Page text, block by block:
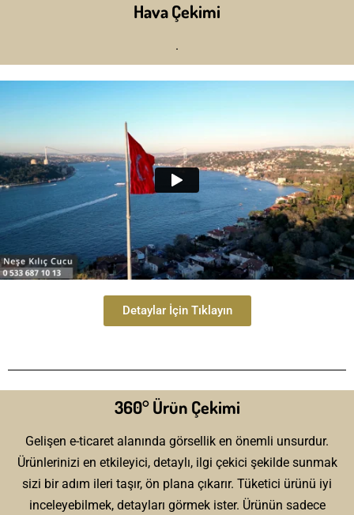
Hava Çekimi
.
Detaylar İçin Tıklayın
360° Ürün Çekimi
Gelişen e-ticaret alanında görsellik en önemli unsurdur.
Ürünlerinizi en etkileyici, detaylı, ilgi çekici şekilde sunmak
sizi bir adım ileri taşır, ön plana çıkarır. Tüketici ürünü iyi
inceleyebilmek, detayları görmek ister. Ürünün sadece